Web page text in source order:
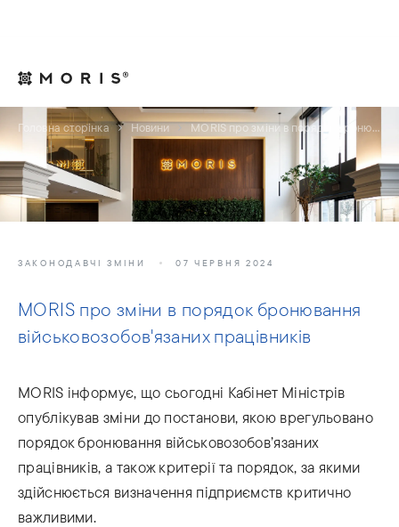
Головна сторінка Новини MORIS про зміни в порядок бронювання військовозобов'язаних працівників
ЗАКОНОДАВЧІ ЗМІНИ 07 ЧЕРВНЯ 2024
MORIS про зміни в порядок бронювання
військовозобов'язаних працівників
MORIS інформує, що сьогодні Кабінет Міністрів
опублікував зміни до постанови, якою врегульовано
порядок бронювання військовозобов’язаних
працівників, а також критерії та порядок, за якими
здійснюється визначення підприємств критично
важливими.